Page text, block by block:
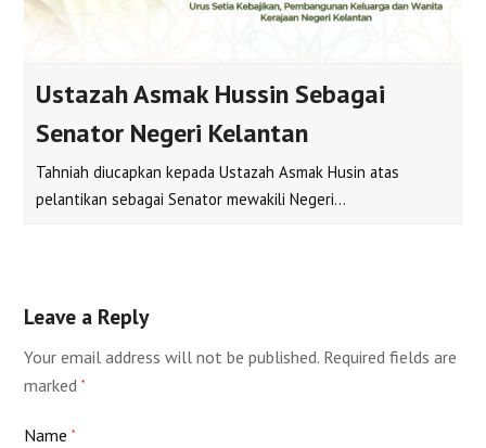
Ustazah Asmak Hussin Sebagai
Senator Negeri Kelantan
Tahniah diucapkan kepada Ustazah Asmak Husin atas
pelantikan sebagai Senator mewakili Negeri…
Leave a Reply
Your email address will not be published. Required fields are
marked*
Name*